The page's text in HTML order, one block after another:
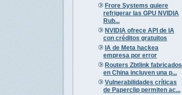
Frore Systems quiere
refrigerar las GPU NVIDIA
Rub...
NVIDIA ofrece API de IA
con créditos gratuitos
IA de Meta hackea
empresa por error
Routers Zbtlink fabricados
en China incluyen una p...
Vulnerabilidades críticas
de Paperclip permiten ac...